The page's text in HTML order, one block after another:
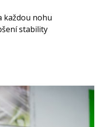
každou nohu
stability